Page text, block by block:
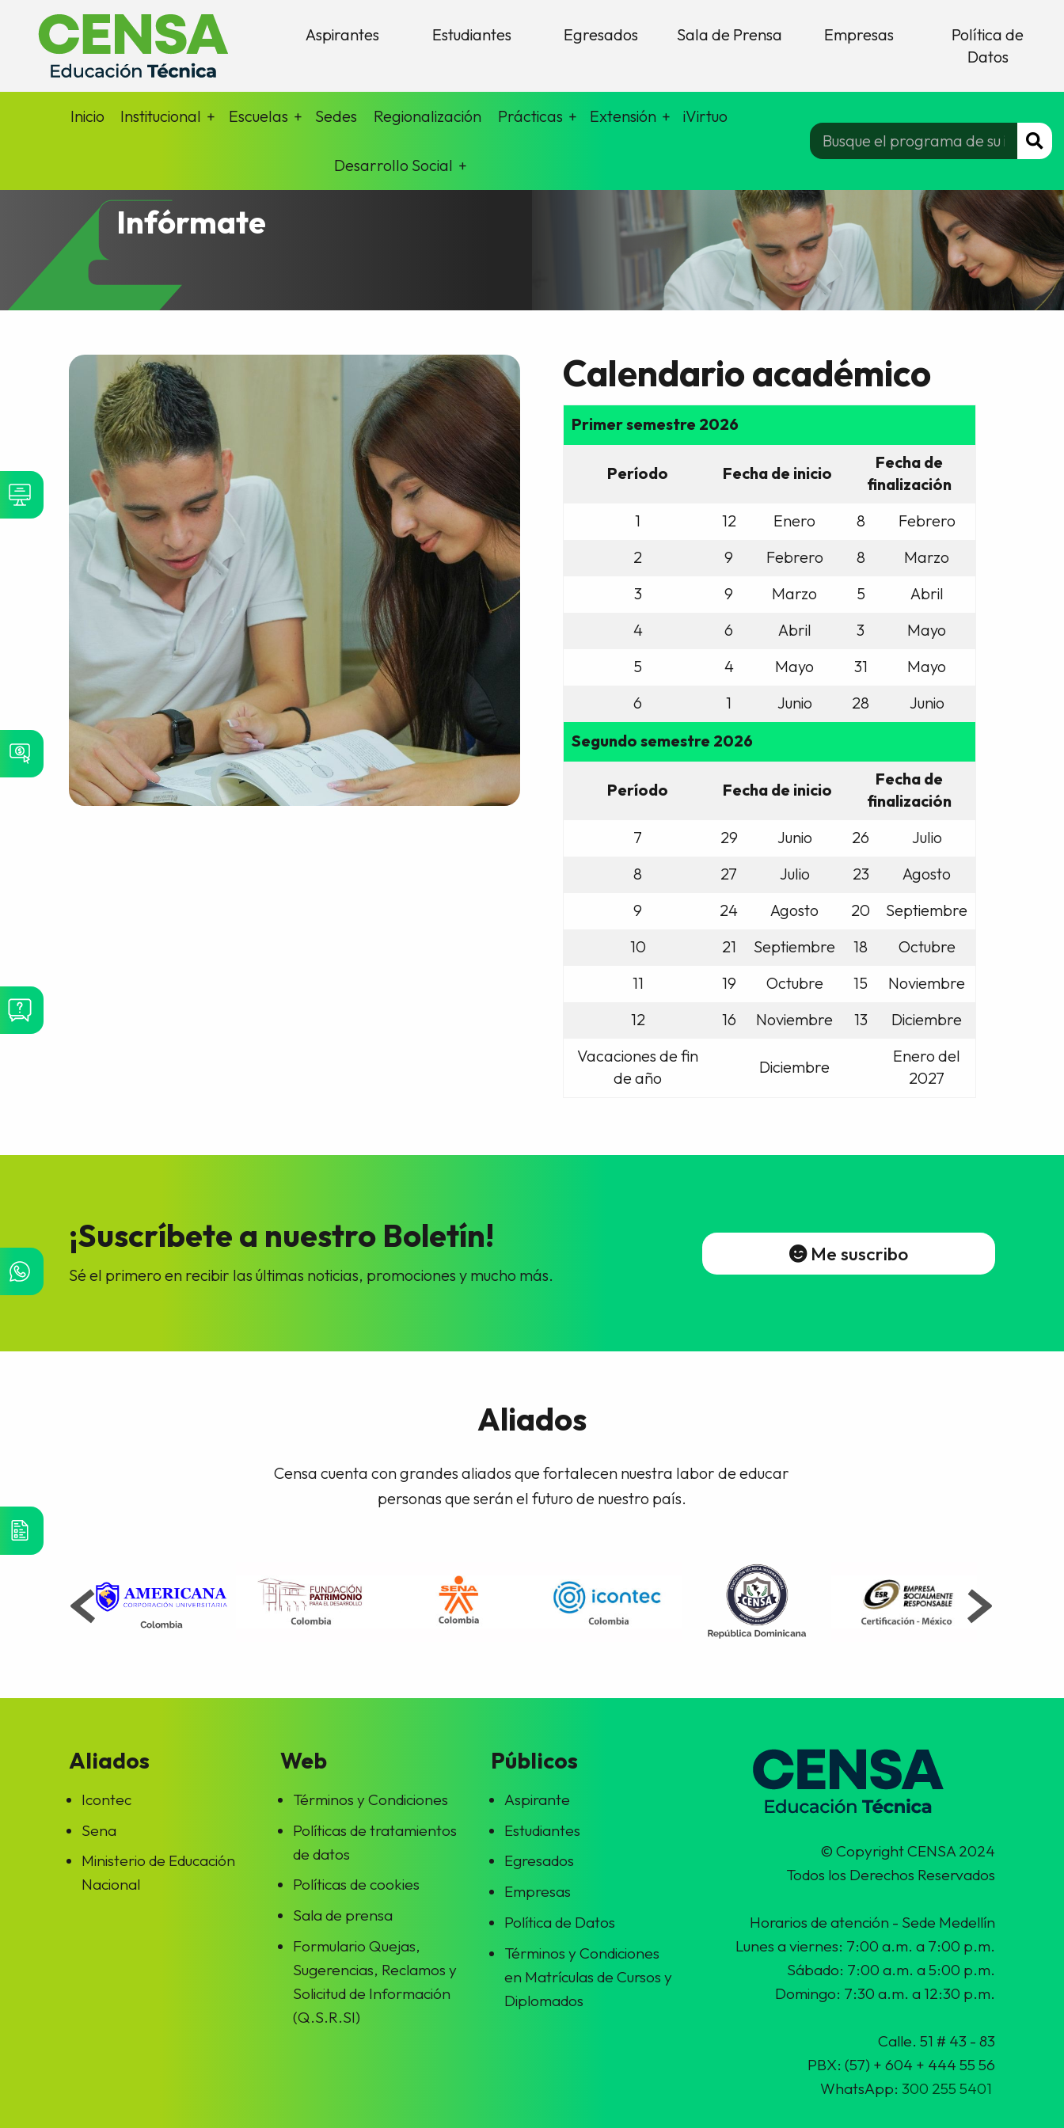
Aspirantes Estudiantes Egresados Sala de Prensa Empresas
Política de
Datos
Inicio Institucional Escuelas Sedes Regionalización Prácticas Extensión iVirtuo
Desarrollo Social
Infórmate
Calendario académico
Primer semestre 2026
Período Fecha de inicio
Fecha de
finalización
1
12 Enero 8
Febrero
2
9 Febrero 8
Marzo
3
9 Marzo 5
Abril
4
6 Abril 3
Mayo
5
4 Mayo 31
Mayo
6
1 Junio 28
Junio
Segundo semestre 2026
Período Fecha de inicio
Fecha de
finalización
7
29 Junio 26
Julio
8
27 Julio 23
Agosto
9
24 Agosto 20
Septiembre
10
21 Septiembre 18
Octubre
11
19 Octubre 15
Noviembre
12
16 Noviembre 13
Diciembre
Vacaciones de fin
de año
Diciembre
Enero del
2027
¡Suscríbete a nuestro Boletín!
Sé el primero en recibir las últimas noticias, promociones y mucho más.
Me suscribo
Aliados
Censa cuenta con grandes aliados que fortalecen nuestra labor de educar
personas que serán el futuro de nuestro país.
Aliados
Icontec
Sena
Ministerio de Educación
Nacional
Web
Términos y Condiciones
Políticas de tratamientos
de datos
Políticas de cookies
Sala de prensa
Formulario Quejas,
Sugerencias, Reclamos y
Solicitud de Información
(Q.S.R.SI)
Públicos
Aspirante
Estudiantes
Egresados
Empresas
Política de Datos
Términos y Condiciones
en Matrículas de Cursos y
Diplomados
© Copyright CENSA 2024
Todos los Derechos Reservados
Horarios de atención - Sede Medellín
Lunes a viernes: 7:00 a.m. a 7:00 p.m.
Sábado: 7:00 a.m. a 5:00 p.m.
Domingo: 7:30 a.m. a 12:30 p.m.
Calle. 51 # 43 - 83
PBX: (57) + 604 + 444 55 56
WhatsApp: 300 255 5401